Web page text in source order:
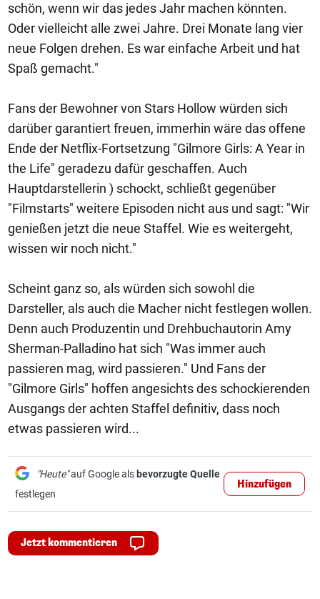
schön, wenn wir das jedes Jahr machen könnten.
Oder vielleicht alle zwei Jahre. Drei Monate lang vier
neue Folgen drehen. Es war einfache Arbeit und hat
Spaß gemacht."
Fans der Bewohner von Stars Hollow würden sich
darüber garantiert freuen, immerhin wäre das offene
Ende der Netflix-Fortsetzung "Gilmore Girls: A Year in
the Life" geradezu dafür geschaffen. Auch
Hauptdarstellerin ) schockt, schließt gegenüber
"Filmstarts" weitere Episoden nicht aus und sagt: "Wir
genießen jetzt die neue Staffel. Wie es weitergeht,
wissen wir noch nicht."
Scheint ganz so, als würden sich sowohl die
Darsteller, als auch die Macher nicht festlegen wollen.
Denn auch Produzentin und Drehbuchautorin Amy
Sherman-Palladino hat sich "Was immer auch
passieren mag, wird passieren." Und Fans der
"Gilmore Girls" hoffen angesichts des schockierenden
Ausgangs der achten Staffel definitiv, dass noch
etwas passieren wird...
"Heute"auf Google als bevorzugte Quelle
festlegen
Hinzufügen
Jetzt kommentieren